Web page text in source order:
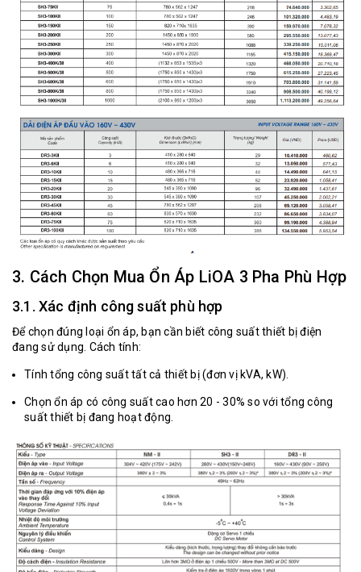
3. Cách Chọn Mua Ổn Áp LiOA 3 Pha Phù Hợp
3.1. Xác định công suất phù hợp
Để chọn đúng loại ổn áp, bạn cần biết công suất thiết bị điện
đang sử dụng. Cách tính:
Tính tổng công suất tất cả thiết bị (đơn vị kVA, kW).
Chọn ổn áp có công suất cao hơn 20 - 30% so với tổng công
suất thiết bị đang hoạt động.